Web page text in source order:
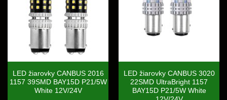
LED žiarovky CANBUS 2016
1157 39SMD BAY15D P21/5W
White 12V/24V
LED žiarovky CANBUS 3020
22SMD UltraBright 1157
BAY15D P21/5W White